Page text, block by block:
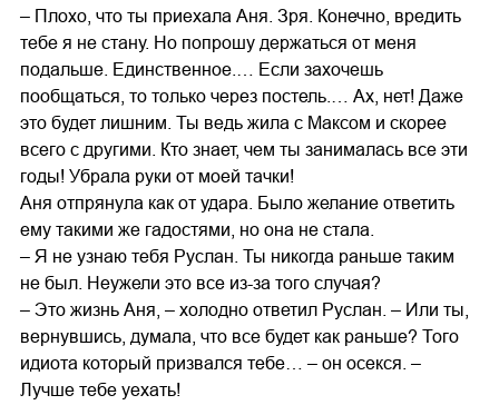
– Плохо, что ты приехала Аня. Зря. Конечно, вредить
тебе я не стану. Но попрошу держаться от меня
подальше. Единственное.… Если захочешь
пообщаться, то только через постель.… Ах, нет! Даже
это будет лишним. Ты ведь жила с Максом и скорее
всего с другими. Кто знает, чем ты занималась все эти
годы! Убрала руки от моей тачки!
Аня отпрянула как от удара. Было желание ответить
ему такими же гадостями, но она не стала.
– Я не узнаю тебя Руслан. Ты никогда раньше таким
не был. Неужели это все из-за того случая?
– Это жизнь Аня, – холодно ответил Руслан. – Или ты,
вернувшись, думала, что все будет как раньше? Того
идиота который призвался тебе… – он осекся. –
Лучше тебе уехать!